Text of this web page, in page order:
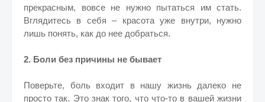
прекрасным, вовсе не нужно пытаться им стать.
Вглядитесь в себя – красота уже внутри, нужно
лишь понять, как до нее добраться.
2. Боли без причины не бывает
Поверьте, боль входит в нашу жизнь далеко не
просто так. Это знак того, что что-то в вашей жизни